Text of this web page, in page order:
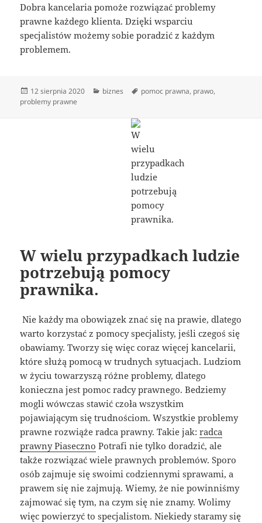
Dobra kancelaria pomoże rozwiązać problemy
prawne każdego klienta. Dzięki wsparciu
specjalistów możemy sobie poradzić z każdym
problemem.
Data
publikacji
12 sierpnia 2020 Kategorie
biznes Tagi
pomoc prawna, prawo,
problemy prawne
W wielu przypadkach ludzie
potrzebują pomocy
prawnika.
Nie każdy ma obowiązek znać się na prawie, dlatego
warto korzystać z pomocy specjalisty, jeśli czegoś się
obawiamy. Tworzy się więc coraz więcej kancelarii,
które służą pomocą w trudnych sytuacjach. Ludziom
w życiu towarzyszą różne problemy, dlatego
konieczna jest pomoc radcy prawnego. Bedziemy
mogli wówczas stawić czoła wszystkim
pojawiającym się trudnościom. Wszystkie problemy
prawne rozwiąże radca prawny. Takie jak:radca
prawny Piaseczno Potrafi nie tylko doradzić, ale
także rozwiązać wiele prawnych problemów. Sporo
osób zajmuje się swoimi codziennymi sprawami, a
prawem się nie zajmują. Wiemy, że nie powinniśmy
zajmować się tym, na czym się nie znamy. Wolimy
więc powierzyć to specjalistom. Niekiedy staramy się